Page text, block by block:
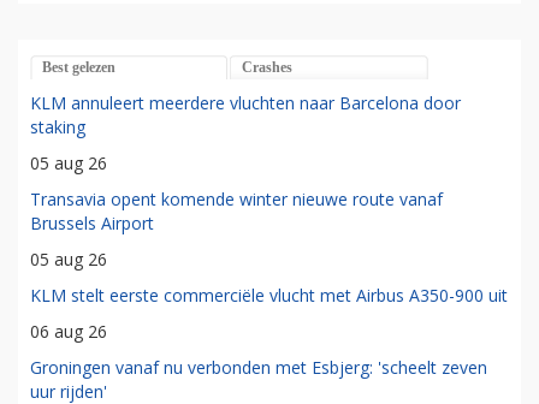
Best gelezen Crashes
KLM annuleert meerdere vluchten naar Barcelona door
staking
05 aug 26
Transavia opent komende winter nieuwe route vanaf
Brussels Airport
05 aug 26
KLM stelt eerste commerciële vlucht met Airbus A350-900 uit
06 aug 26
Groningen vanaf nu verbonden met Esbjerg: 'scheelt zeven
uur rijden'